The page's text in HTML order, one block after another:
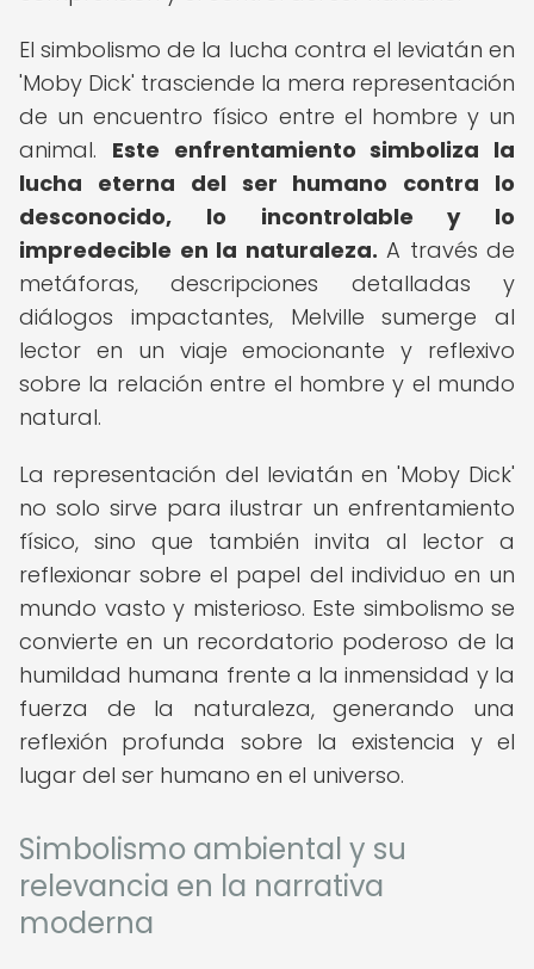
El simbolismo de la lucha contra el leviatán en
'Moby Dick' trasciende la mera representación
de un encuentro físico entre el hombre y un
animal. Este enfrentamiento simboliza la
lucha eterna del ser humano contra lo
desconocido, lo incontrolable y lo
impredecible en la naturaleza. A través de
metáforas, descripciones detalladas y
diálogos impactantes, Melville sumerge al
lector en un viaje emocionante y reflexivo
sobre la relación entre el hombre y el mundo
natural.
La representación del leviatán en 'Moby Dick'
no solo sirve para ilustrar un enfrentamiento
físico, sino que también invita al lector a
reflexionar sobre el papel del individuo en un
mundo vasto y misterioso. Este simbolismo se
convierte en un recordatorio poderoso de la
humildad humana frente a la inmensidad y la
fuerza de la naturaleza, generando una
reflexión profunda sobre la existencia y el
lugar del ser humano en el universo.
Simbolismo ambiental y su
relevancia en la narrativa
moderna